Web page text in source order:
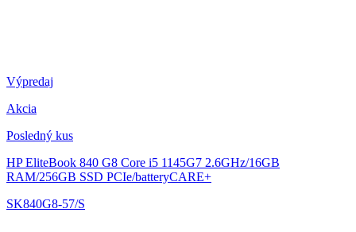
Výpredaj
Akcia
Posledný kus
HP EliteBook 840 G8 Core i5 1145G7 2.6GHz/16GB
RAM/256GB SSD PCIe/batteryCARE+
SK840G8-57/S